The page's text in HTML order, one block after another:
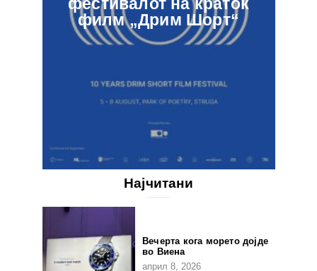
филм „Дрим Шорт“
Најчитани
Вечерта кога морето дојде
во Виена
април 8, 2026